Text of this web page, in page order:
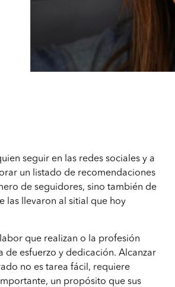
seguir en las redes sociales y a
un listado de recomendaciones
de seguidores, sino también de
las llevaron al sitial que hoy
que realizan o la profesión
de esfuerzo y dedicación. Alcanzar
no es tarea fácil, requiere
un propósito que sus